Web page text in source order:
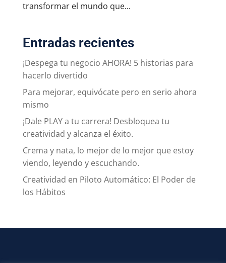
transformar el mundo que...
Entradas recientes
¡Despega tu negocio AHORA! 5 historias para
hacerlo divertido
Para mejorar, equivócate pero en serio ahora
mismo
¡Dale PLAY a tu carrera! Desbloquea tu
creatividad y alcanza el éxito.
Crema y nata, lo mejor de lo mejor que estoy
viendo, leyendo y escuchando.
Creatividad en Piloto Automático: El Poder de
los Hábitos